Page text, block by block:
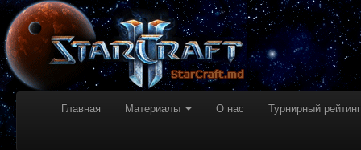
Главная Материалы О нас Турнирный рейтинг